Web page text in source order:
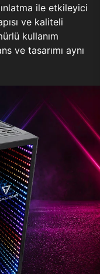
ile etkileyici
ve kaliteli
kullanım
ve tasarımı aynı